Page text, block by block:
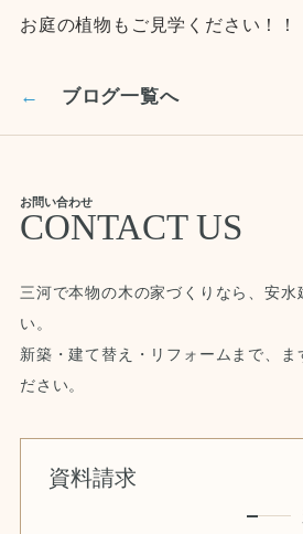
お庭の植物もご見学ください！！
← ブログ一覧へ
お問い合わせ
CONTACT US
三河で本物の木の家づくりなら、安水
い。
新築・建て替え・リフォームまで、ま
ださい。
資料請求